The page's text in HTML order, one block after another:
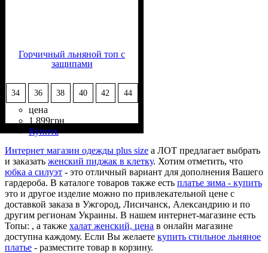
Горчичный льняной топ с
защипами
34 36 38 40 42 44
цена
1 899грн
Купить
Состав ткани
Крой: прямой, свободный
Длина: до середины бедра
Длина рукава
Стиль: casual
Интернет магазин одежды plus size а ЛОТ предлагает выбрать
и заказать женский пиджак в клетку. Хотим отметить, что
юбка а силуэт - это отличный вариант для дополнения Вашего
гардероба. В каталоге товаров также есть платье зима - купить
это и другое изделие можно по привлекательной цене с
доставкой заказа в Ужгород, Лисичанск, Александрию и по
другим регионам Украины. В нашем интернет-магазине есть
Топы: , а также халат женский, цена в онлайн магазине
доступна каждому. Если Вы желаете купить стильное льняное
платье - разместите товар в корзину.